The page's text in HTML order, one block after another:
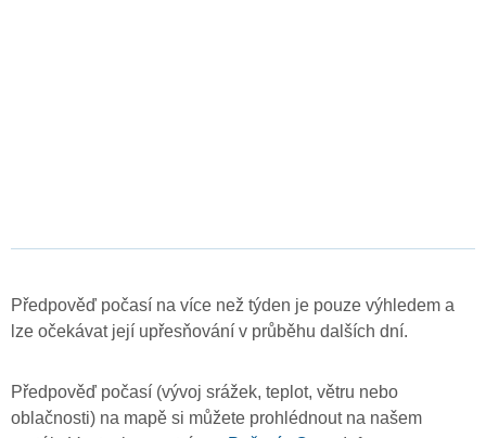
Předpověď počasí na více než týden je pouze výhledem a
lze očekávat její upřesňování v průběhu dalších dní.
Předpověď počasí (vývoj srážek, teplot, větru nebo
oblačnosti) na mapě si můžete prohlédnout na našem